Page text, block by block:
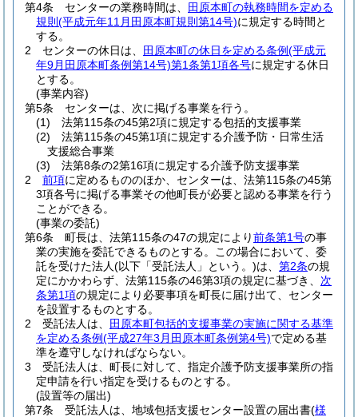
第4条
センターの業務時間は、
田原本町の執務時間を定める
規則 (平成元年11月田原本町規則第14号)に規定する時間と
する。
2
センターの休日は、 田原本町の休日を定める条例(平成元
年9月田原本町条例第14号)第1条第1項各号に規定する休日
とする。
(事業内容)
第5条
センターは、次に掲げる事業を行う。
(1)
法第115条の45第2項に規定する包括的支援事業
(2)
法第115条の45第1項に規定する介護予防・日常生活
支援総合事業
(3)
法第8条の2第16項に規定する介護予防支援事業
2
前項に定めるもののほか、センターは、法第115条の45第
3項各号に掲げる事業その他町長が必要と認める事業を行う
ことができる。
(事業の委託)
第6条
町長は、法第115条の47の規定により前条第1号の事
業の実施を委託できるものとする。
この場合において、委
託を受けた法人(以下「受託法人」という。)は、 第2条の規
定にかかわらず、法第115条の46第3項の規定に基づき、 次
条第1項の規定により必要事項を町長に届け出て、センター
を設置するものとする。
2
受託法人は、
田原本町包括的支援事業の実施に関する基準
を定める条例(平成27年3月田原本町条例第4号)で定める基
準を遵守しなければならない。
3
受託法人は、町長に対して、指定介護予防支援事業所の指
定申請を行い指定を受けるものとする。
(設置等の届出)
第7条
受託法人は、地域包括支援センター設置の届出書(様